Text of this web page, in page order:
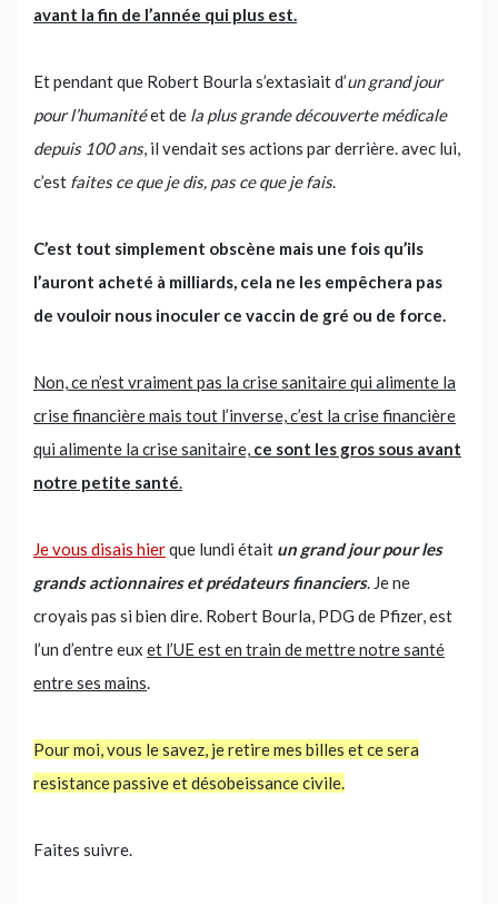
avant la fin de l’année qui plus est.
Et pendant que Robert Bourla s’extasiait d’un grand jour
pour l’humanitéet de la plus grande découverte médicale
depuis 100 ans, il vendait ses actions par derrière. avec lui,
c’est faites ce que je dis, pas ce que je fais.
C’est tout simplement obscène mais une fois qu’ils
l’auront acheté à milliards, cela ne les empêchera pas
de vouloir nous inoculer ce vaccin de gré ou de force.
Non, ce n’est vraiment pas la crise sanitaire qui alimente la
crise financière mais tout l’inverse, c’est la crise financière
qui alimente la crise sanitaire, ce sont les gros sous avant
notre petite santé.
Je vous disais hierque lundi était un grand jour pour les
grands actionnaires et prédateurs financiers. Je ne
croyais pas si bien dire. Robert Bourla, PDG de Pfizer, est
l’un d’entre eux et l’UE est en train de mettre notre santé
entre ses mains.
Pour moi, vous le savez, je retire mes billes et ce sera
resistance passive et désobeissance civile.
Faites suivre.